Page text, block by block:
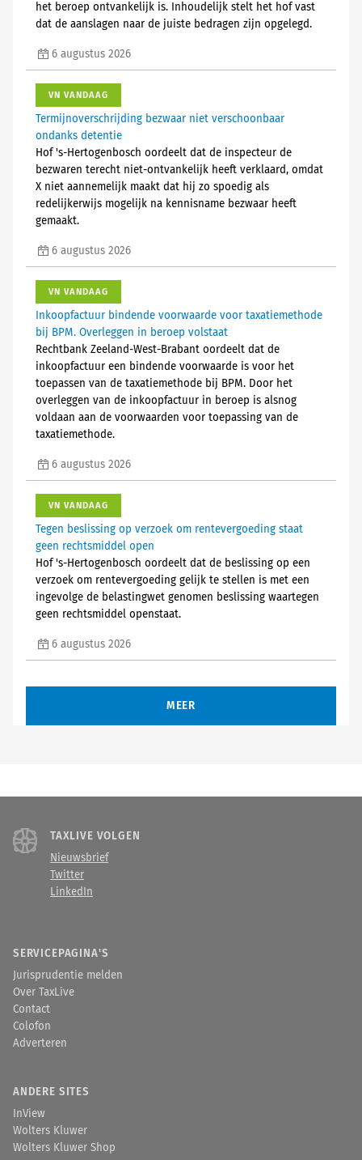
het beroep ontvankelijk is. Inhoudelijk stelt het hof vast
dat de aanslagen naar de juiste bedragen zijn opgelegd.
6 augustus 2026
VN VANDAAG
Termijnoverschrijding bezwaar niet verschoonbaar
ondanks detentie
Hof 's-Hertogenbosch oordeelt dat de inspecteur de
bezwaren terecht niet-ontvankelijk heeft verklaard, omdat
X niet aannemelijk maakt dat hij zo spoedig als
redelijkerwijs mogelijk na kennisname bezwaar heeft
gemaakt.
6 augustus 2026
VN VANDAAG
Inkoopfactuur bindende voorwaarde voor taxatiemethode
bij BPM. Overleggen in beroep volstaat
Rechtbank Zeeland-West-Brabant oordeelt dat de
inkoopfactuur een bindende voorwaarde is voor het
toepassen van de taxatiemethode bij BPM. Door het
overleggen van de inkoopfactuur in beroep is alsnog
voldaan aan de voorwaarden voor toepassing van de
taxatiemethode.
6 augustus 2026
VN VANDAAG
Tegen beslissing op verzoek om rentevergoeding staat
geen rechtsmiddel open
Hof 's-Hertogenbosch oordeelt dat de beslissing op een
verzoek om rentevergoeding gelijk te stellen is met een
ingevolge de belastingwet genomen beslissing waartegen
geen rechtsmiddel openstaat.
6 augustus 2026
MEER
TAXLIVE VOLGEN
Nieuwsbrief
Twitter
LinkedIn
SERVICEPAGINA'S
Jurisprudentie melden
Over TaxLive
Contact
Colofon
Adverteren
ANDERE SITES
InView
Wolters Kluwer
Wolters Kluwer Shop